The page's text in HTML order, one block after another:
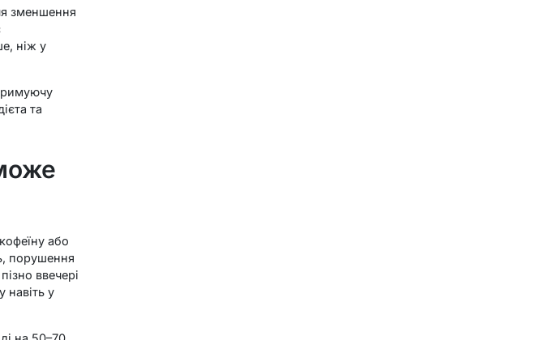
зменшення
ніж у
та
або
порушення
ввечері
навіть у